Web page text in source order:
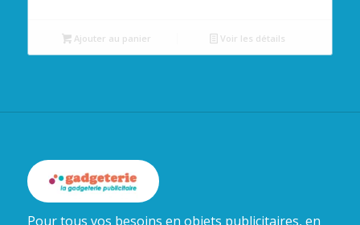
Ajouter au panier Voir les détails
Pour tous vos besoins en objets publicitaires, en